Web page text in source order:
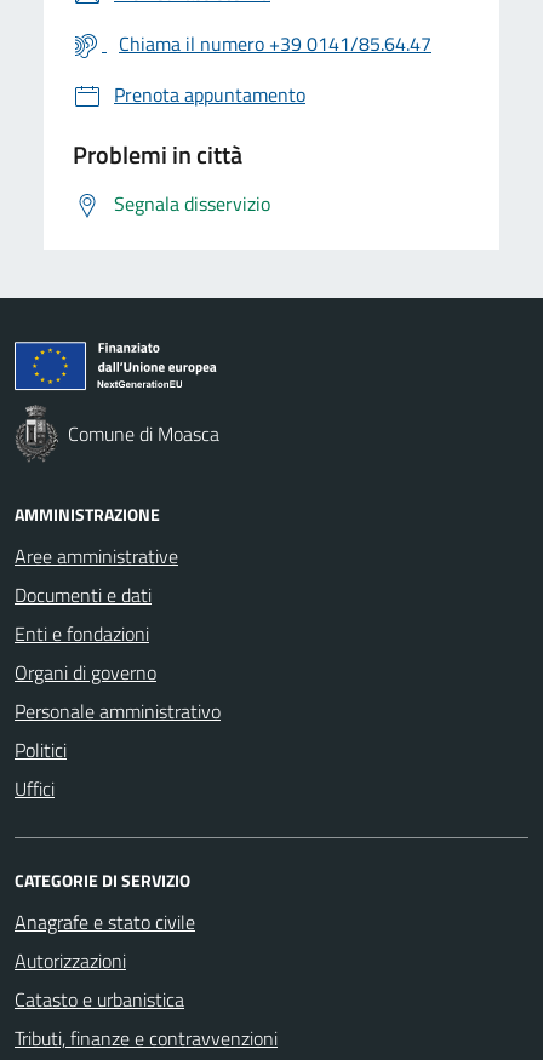
Chiama il numero +39 0141/85.64.47
Prenota appuntamento
Problemi in città
Segnala disservizio
Comune di Moasca
AMMINISTRAZIONE
Aree amministrative
Documenti e dati
Enti e fondazioni
Organi di governo
Personale amministrativo
Politici
Uffici
CATEGORIE DI SERVIZIO
Anagrafe e stato civile
Autorizzazioni
Catasto e urbanistica
Tributi, finanze e contravvenzioni